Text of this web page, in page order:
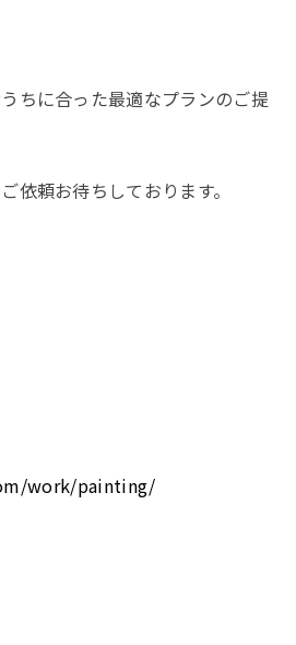
ちに合った最適なプランのご提
依頼お待ちしております。
work/painting/